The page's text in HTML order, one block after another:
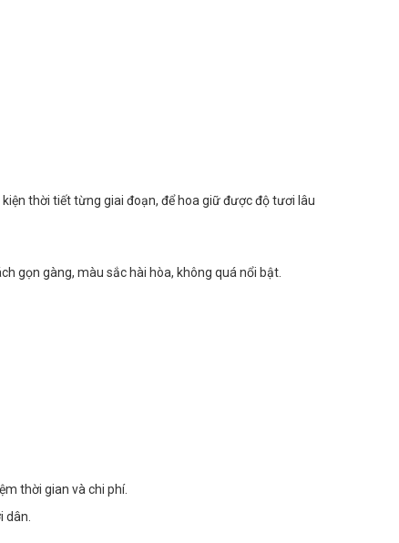
thời tiết từng giai đoạn, để hoa giữ được độ tươi lâu
gọn gàng, màu sắc hài hòa, không quá nổi bật.
thời gian và chi phí.
dân.